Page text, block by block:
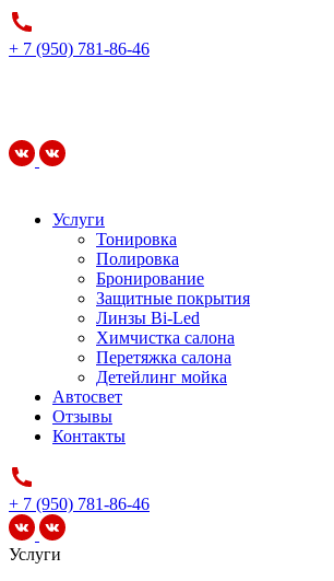
+ 7 (950) 781-86-46
Услуги
Тонировка
Полировка
Бронирование
Защитные покрытия
Линзы Bi-Led
Химчистка салона
Перетяжка салона
Детейлинг мойка
Автосвет
Отзывы
Контакты
+ 7 (950) 781-86-46
Услуги